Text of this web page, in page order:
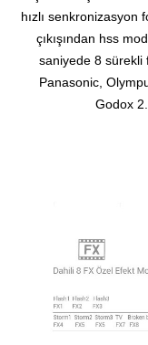
hızlı senkronizasyon
çıkışından hss
saniyede 8 sürekli
Panasonic,
Godox